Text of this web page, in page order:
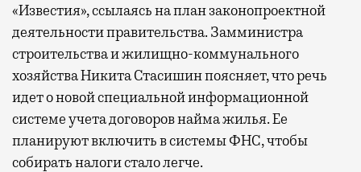
«Известия», ссылаясь на план законопроектной
деятельности правительства. Замминистра
строительства и жилищно-коммунального
хозяйства Никита Стасишин поясняет, что речь
идет о новой специальной информационной
системе учета договоров найма жилья. Ее
планируют включить в системы ФНС, чтобы
собирать налоги стало легче.